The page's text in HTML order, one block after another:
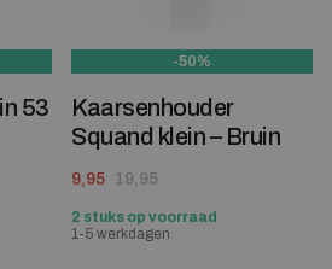
53
66,95.
-50%
Kaarsenhouder
Squand klein – Bruin
19,95
Oorspronkelijke prijs was: 19,95.
9,95
Huidige prijs is: 9,95.
2 stuks op voorraad
1-5 werkdagen